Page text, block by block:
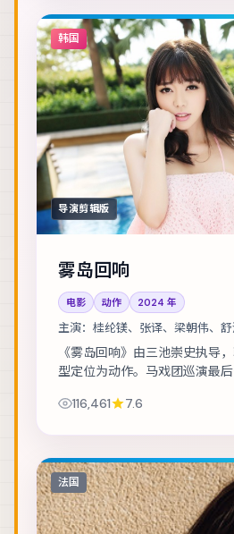
韩国
导演剪辑版
雾岛回响
电影 动作 2024 年
主演： 桂纶镁、张译、梁朝伟、
《雾岛回响》由三池崇史执导
型定位为动作。马戏团巡演最
朝伟 等，表演层次丰富。美术
116,461 7.6
法国